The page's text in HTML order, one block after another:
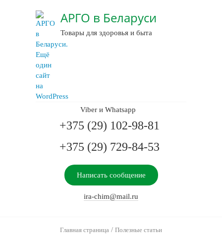
АРГО в Беларуси
Товары для здоровья и быта
Viber и Whatsapp
+375 (29) 102-98-81
+375 (29) 729-84-53
Написать сообщение
ira-chim@mail.ru
Главная страница / Полезные статьи